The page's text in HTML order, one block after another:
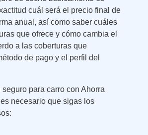
cuál será el precio final de
anual, así como saber cuáles
que ofrece y cómo cambia el
a las coberturas que
de pago y el perfil del
seguro para carro con Ahorra
necesario que sigas los